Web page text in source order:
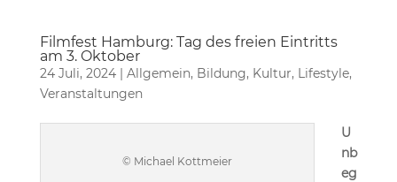
Filmfest Hamburg: Tag des freien Eintritts
am 3. Oktober
24 Juli, 2024| Allgemein, Bildung, Kultur, Lifestyle,
Veranstaltungen
© Michael Kottmeier
U
nb
eg